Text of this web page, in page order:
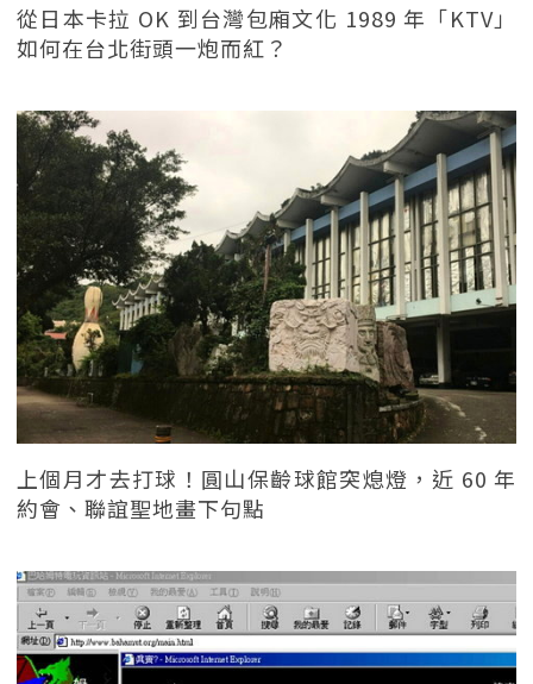
從日本卡拉 OK 到台灣包廂文化 1989 年「KTV」
如何在台北街頭一炮而紅？
上個月才去打球！圓山保齡球館突熄燈，近 60 年
約會、聯誼聖地畫下句點